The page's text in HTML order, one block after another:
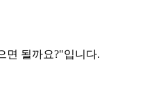
면 될까요?"입니다.